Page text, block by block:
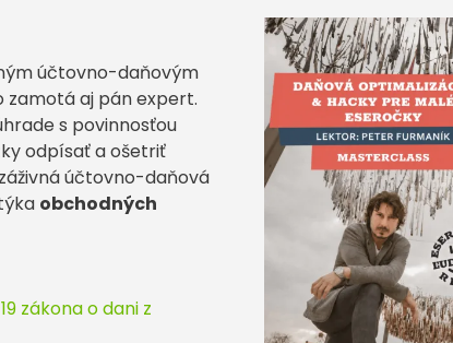
účtovno-daňovým
zamotá aj pán expert.
s povinnosťou
odpísať a ošetriť
účtovno-daňová
obchodných
zákona o dani z